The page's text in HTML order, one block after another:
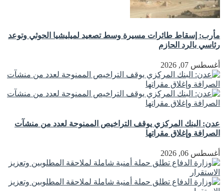
مأرب: إسقاط طائرات مسيرة وسط تصعيد لميليشيا الحوثي وتوعد
رئاسي بالرد الحازم
أغسطس 07, 2026
عدن: البنك المركزي يوقف التراخيص الممنوحة لعدد من منشآت
الصرافة وإغلاق مقراتها
أغسطس 06, 2026